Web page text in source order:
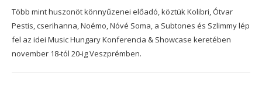
Több mint huszonöt könnyűzenei előadó, köztük Kolibri, Ótvar
Pestis, cserihanna, Noémo, Nóvé Soma, a Subtones és Szlimmy lép
fel az idei Music Hungary Konferencia & Showcase keretében
november 18-tól 20-ig Veszprémben.